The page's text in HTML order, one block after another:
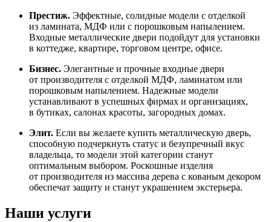
Престиж. Эффектные, солидные модели с отделкой
из ламината, МДФ или с порошковым напылением.
Входные металлические двери подойдут для установки
в коттедже, квартире, торговом центре, офисе.
Бизнес. Элегантные и прочные входные двери
от производителя с отделкой МДФ, ламинатом или
порошковым напылением. Надежные модели
устанавливают в успешных фирмах и организациях,
в бутиках, салонах красоты, загородных домах.
Элит. Если вы желаете купить металлическую дверь,
способную подчеркнуть статус и безупречный вкус
владельца, то модели этой категории станут
оптимальным выбором. Роскошные изделия
от производителя из массива дерева с кованым декором
обеспечат защиту и станут украшением экстерьера.
Наши услуги